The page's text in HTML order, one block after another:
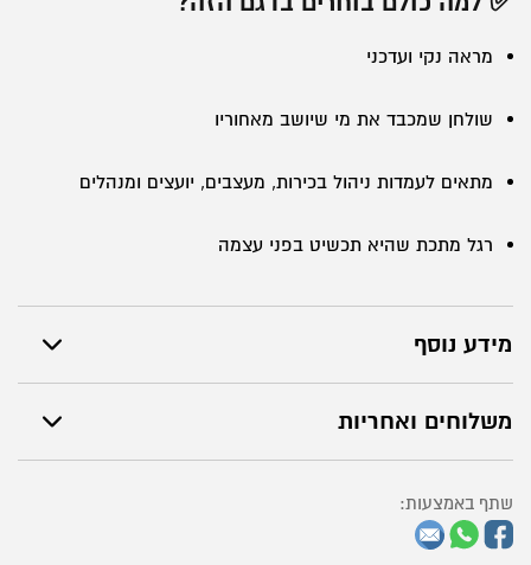
מראה נקי ועדכני
שולחן שמכבד את מי שיושב מאחוריו
מתאים לעמדות ניהול בכירות, מעצבים, יועצים ומנהלים
רגל מתכת שהיא תכשיט בפני עצמה
מידע נוסף
משלוחים ואחריות
שתף באמצעות: